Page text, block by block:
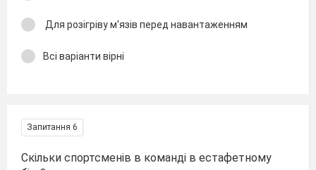
Для розігріву м'язів перед навантаженням
Всі варіанти вірні
Запитання 6
Скільки спортсменів в команді в естафетному